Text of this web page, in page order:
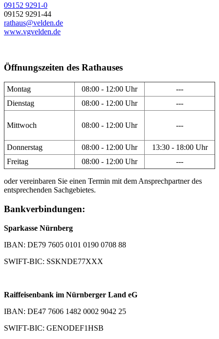
09152 9291-0
09152 9291-44
rathaus@velden.de
www.vgvelden.de
Öffnungszeiten des Rathauses
Montag 08:00 - 12:00 Uhr
---
Dienstag
08:00 - 12:00 Uhr ---
Mittwoch 08:00 - 12:00 Uhr ---
Donnerstag 08:00 - 12:00 Uhr
13:30 - 18:00 Uhr
Freitag
08:00 - 12:00 Uhr ---
oder vereinbaren Sie einen Termin mit dem Ansprechpartner des
entsprechenden Sachgebietes.
Bankverbindungen:
Sparkasse Nürnberg
IBAN: DE79 7605 0101 0190 0708 88
SWIFT-BIC: SSKNDE77XXX
Raiffeisenbank im Nürnberger Land eG
IBAN: DE47 7606 1482 0002 9042 25
SWIFT-BIC: GENODEF1HSB